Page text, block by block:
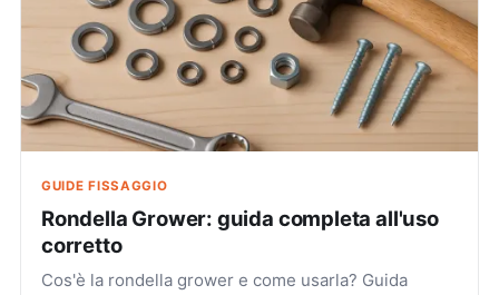
GUIDE FISSAGGIO
Rondella Grower: guida completa all'uso
corretto
Cos'è la rondella grower e come usarla? Guida